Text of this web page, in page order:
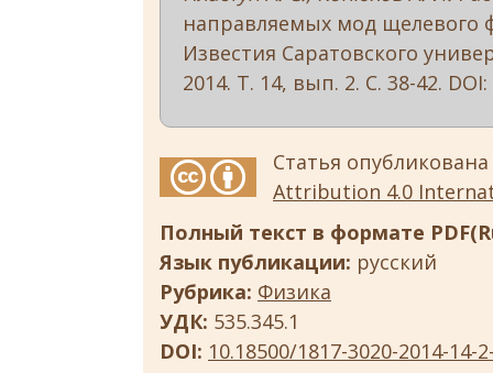
направляемых мод щелевого
Известия Саратовского
2014. Т. 14, вып. 2. С. 38-42. DOI:
Статья
Attribution 4.0
Полный текст в формате
Язык публикации: русский
Рубрика: Физика
УДК: 535.345.1
DOI: 10.18500/1817-3020-2014-14-